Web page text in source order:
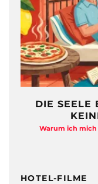
DIE SEELE
Warum ich mich
HOTEL-FILME